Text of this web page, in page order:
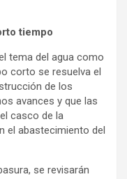
tiempo
tema del agua como
corto se resuelva el
de los
avances y que las
casco de la
el abastecimiento del
se revisarán